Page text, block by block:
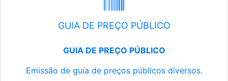
GUIA DE PREÇO PÚBLICO
GUIA DE PREÇO PÚBLICO
Emissão de guia de preços públicos diversos.